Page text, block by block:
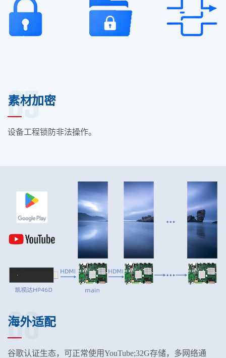
素材加密
05
设备工程锁防非法操作。
海外适配
06
谷歌认证生态，可正常使用YouTube;32G存储，多网络通